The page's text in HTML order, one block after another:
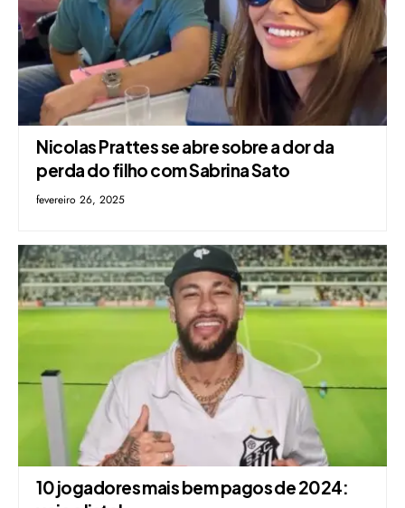
Nicolas Prattes se abre sobre a dor da
perda do filho com Sabrina Sato
fevereiro 26, 2025
10 jogadores mais bem pagos de 2024: